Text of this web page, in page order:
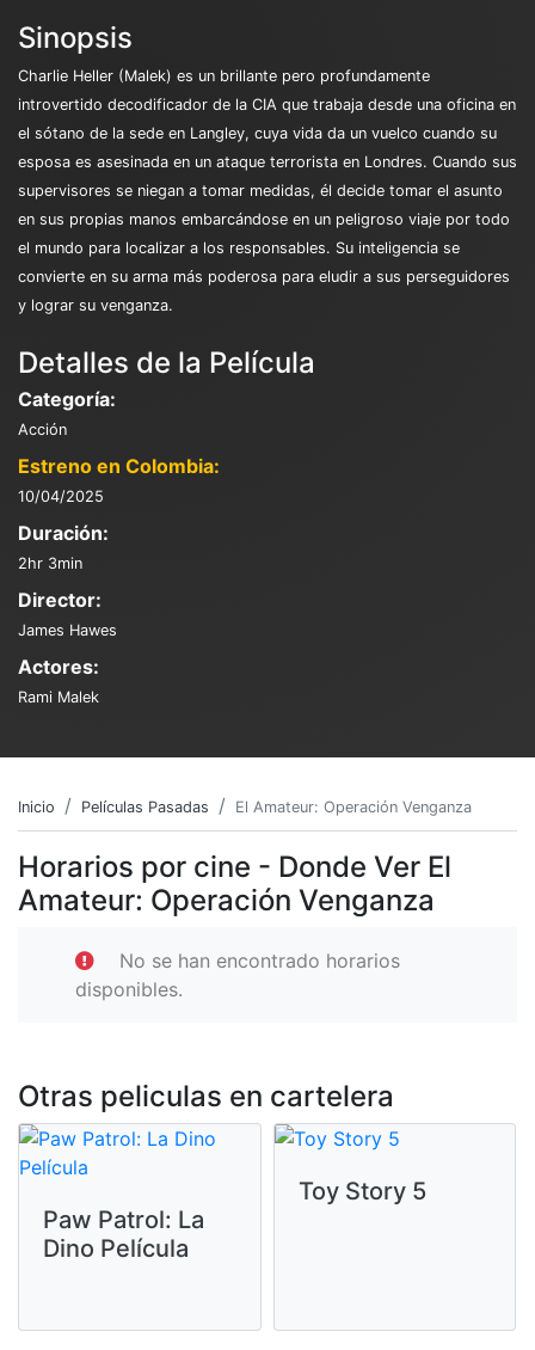
Sinopsis
Charlie Heller (Malek) es un brillante pero profundamente
introvertido decodificador de la CIA que trabaja desde una oficina en
el sótano de la sede en Langley, cuya vida da un vuelco cuando su
esposa es asesinada en un ataque terrorista en Londres. Cuando sus
supervisores se niegan a tomar medidas, él decide tomar el asunto
en sus propias manos embarcándose en un peligroso viaje por todo
el mundo para localizar a los responsables. Su inteligencia se
convierte en su arma más poderosa para eludir a sus perseguidores
y lograr su venganza.
Detalles de la Película
Categoría:
Acción
Estreno en Colombia:
10/04/2025
Duración:
2hr 3min
Director:
James Hawes
Actores:
Rami Malek
Inicio Películas Pasadas El Amateur: Operación Venganza
Horarios por cine - Donde Ver El
Amateur: Operación Venganza
No se han encontrado horarios
disponibles.
Otras peliculas en cartelera
Paw Patrol: La
Dino Película
Toy Story 5